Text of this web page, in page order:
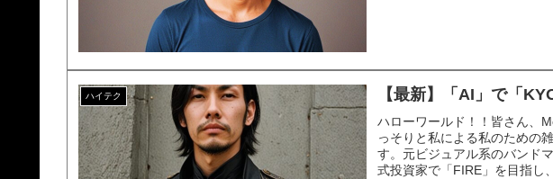
ハイテク 【最新】「AI」で「
ハローワールド！！皆さん、
っそりと私による私のための
す。元ビジュアル系のバンド
式投資家で「FIRE」を目指し